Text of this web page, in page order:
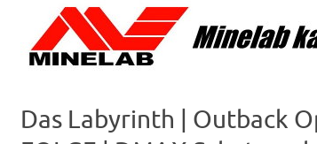
Das Labyrinth | Outback